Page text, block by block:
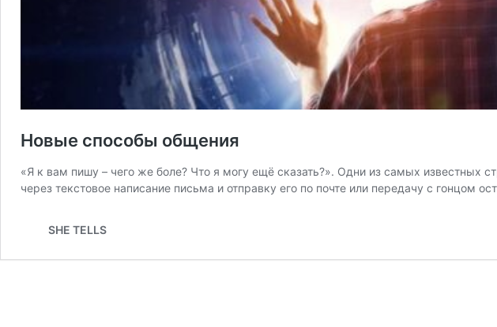
Новые способы общения
«Я к вам пишу – чего же боле? Что я могу ещё сказать?». Одни из самых известных
через текстовое написание письма и отправку его по почте или передачу с
SHE TELLS